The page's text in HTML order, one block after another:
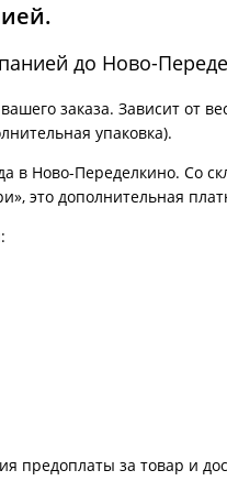
до Ново-
заказа. Зависит от
упаковка).
в Ново-Переделкино. Со
это дополнительная
предоплаты за товар и